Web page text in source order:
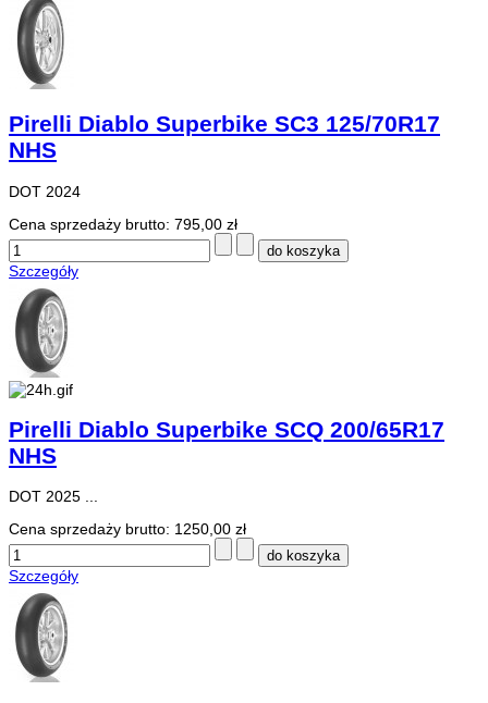
Pirelli Diablo Superbike SC3 125/70R17
NHS
DOT 2024
Cena sprzedaży brutto: 795,00 zł
Szczegóły
Pirelli Diablo Superbike SCQ 200/65R17
NHS
DOT 2025 ...
Cena sprzedaży brutto: 1250,00 zł
Szczegóły